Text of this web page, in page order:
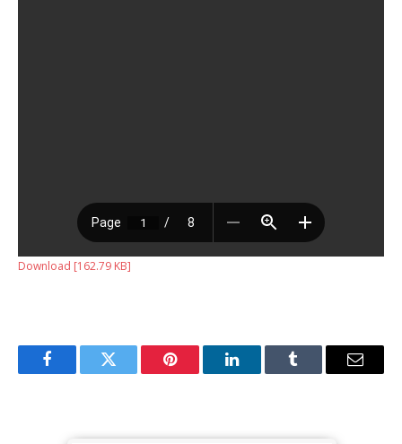
Download [162.79 KB]
FacebookTwitter Pinterest LinkedInTumblr Email